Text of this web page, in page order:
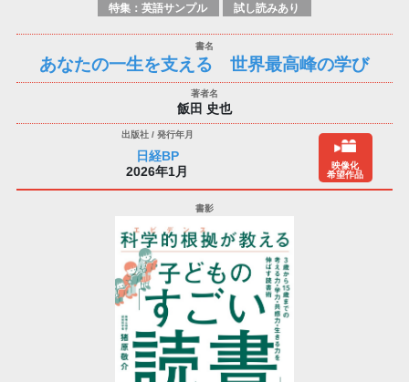
特集：英語サンプル 試し読みあり
あなたの一生を支える 世界最高峰の学び
飯田 史也
日経BP
2026年1月
映像化
希望作品